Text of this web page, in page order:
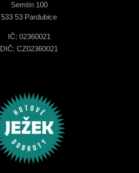
Semtín 100
533 53 Pardubice
IČ: 02360021
DIČ: CZ02360021